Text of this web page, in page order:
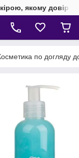
якому
по догляду